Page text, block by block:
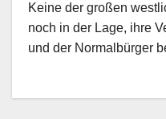
Keine der großen
noch in der Lage, ihre
und der Normalbürger